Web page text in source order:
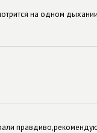
на одном